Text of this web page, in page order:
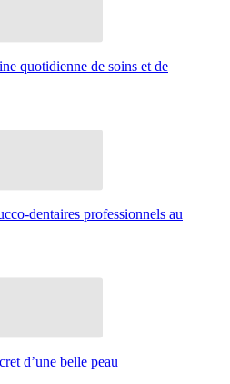
quotidienne de soins et de
dentaires professionnels au
d’une belle peau